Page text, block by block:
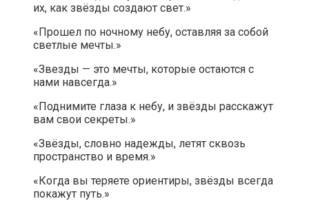
их, как звёзды создают свет.»
«Прошел по ночному небу, оставляя за собой
светлые мечты.»
«Звезды — это мечты, которые остаются с
нами навсегда.»
«Поднимите глаза к небу, и звёзды расскажут
вам свои секреты.»
«Звёзды, словно надежды, летят сквозь
пространство и время.»
«Когда вы теряете ориентиры, звёзды всегда
покажут путь.»